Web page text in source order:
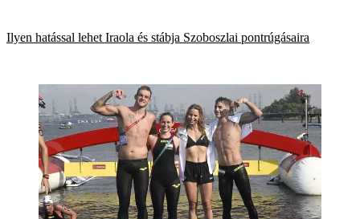
Ilyen hatással lehet Iraola és stábja Szoboszlai pontrúgásaira